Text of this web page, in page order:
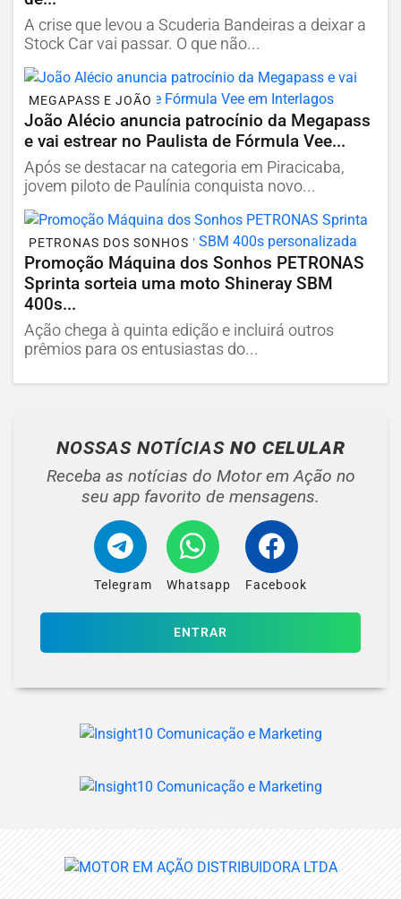
A crise que levou a Scuderia Bandeiras a deixar a
Stock Car vai passar. O que não...
MEGAPASS E JOÃO
João Alécio anuncia patrocínio da Megapass
e vai estrear no Paulista de Fórmula Vee...
Após se destacar na categoria em Piracicaba,
jovem piloto de Paulínia conquista novo...
PETRONAS DOS SONHOS
Promoção Máquina dos Sonhos PETRONAS
Sprinta sorteia uma moto Shineray SBM
400s...
Ação chega à quinta edição e incluirá outros
prêmios para os entusiastas do...
NOSSAS NOTÍCIAS NO CELULAR
Receba as notícias do Motor em Ação no
seu app favorito de mensagens.
Telegram Whatsapp Facebook
ENTRAR